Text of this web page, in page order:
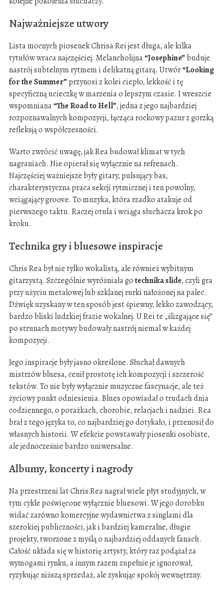
Najważniejsze utwory
Lista mocnych piosenek Chrisa Rei jest długa, ale kilka
tytułów wraca najczęściej. Melancholijna“Josephine” buduje
nastrój subtelnym rytmem i delikatną gitarą. Utwór“Looking
for the Summer” przynosi z kolei ciepło, lekkość i tę
specyficzną ucieczkę w marzenia o lepszym czasie. I wreszcie
wspomniana“The Road to Hell”, jedna z jego najbardziej
rozpoznawalnych kompozycji, łącząca rockowy pazur z gorzką
refleksją o współczesności.
Warto zwrócić uwagę, jak Rea budował klimat w tych
nagraniach. Nie opierał się wyłącznie na refrenach.
Najczęściej ważniejsze były gitary, pulsujący bas,
charakterystyczna praca sekcji rytmicznej i ten powolny,
wciągający groove. To muzyka, która rzadko atakuje od
pierwszego taktu. Raczej otula i wciąga słuchacza krok po
kroku.
Technika gry i bluesowe inspiracje
Chris Rea był nie tylko wokalistą, ale również wybitnym
gitarzystą. Szczególnie wyróżniała gotechnika slide, czyli gra
przy użyciu metalowej lub szklanej rurki nałożonej na palec.
Dźwięk uzyskany w ten sposób jest śpiewny, lekko zawodzący,
bardzo bliski ludzkiej frazie wokalnej. U Rei te „ślizgające się”
po strunach motywy budowały nastrój niemal w każdej
kompozycji.
Jego inspiracje były jasno określone. Słuchał dawnych
mistrzów bluesa, cenił prostotę ich kompozycji i szczerość
tekstów. To nie były wyłącznie muzyczne fascynacje, ale też
życiowy punkt odniesienia. Blues opowiadał o trudach dnia
codziennego, o porażkach, chorobie, relacjach i nadziei. Rea
brał z tego języka to, co najbardziej go dotykało, i przenosił do
własnych historii. W efekcie powstawały piosenki osobiste,
ale jednocześnie bardzo uniwersalne.
Albumy, koncerty i nagrody
Na przestrzeni lat Chris Rea nagrał wiele płyt studyjnych, w
tym cykle poświęcone wyłącznie bluesowi. W jego dorobku
widać zarówno komercyjne wydawnictwa z singlami dla
szerokiej publiczności, jak i bardziej kameralne, długie
projekty, tworzone z myślą o najbardziej oddanych fanach.
Całość układa się w historię artysty, który raz podążał za
wymogami rynku, a innym razem zupełnie je ignorował,
ryzykując niższą sprzedaż, ale zyskując spokój wewnętrzny.